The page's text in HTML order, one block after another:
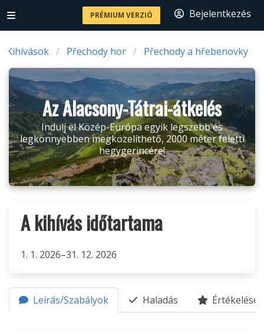
PRÉMIUM VERZIÓ Bejelentkezés
Kihívások Přechody hor Přechody a hřebenovky
Az Alacsony-Tátrai-átkelés
Indulj el Közép-Európa egyik legszebb és
legkönnyebben megközelíthető, 2000 méter feletti
hegygerincére!
A kihívás időtartama
1. 1. 2026–31. 12. 2026
Leírás/Szabályok Haladás